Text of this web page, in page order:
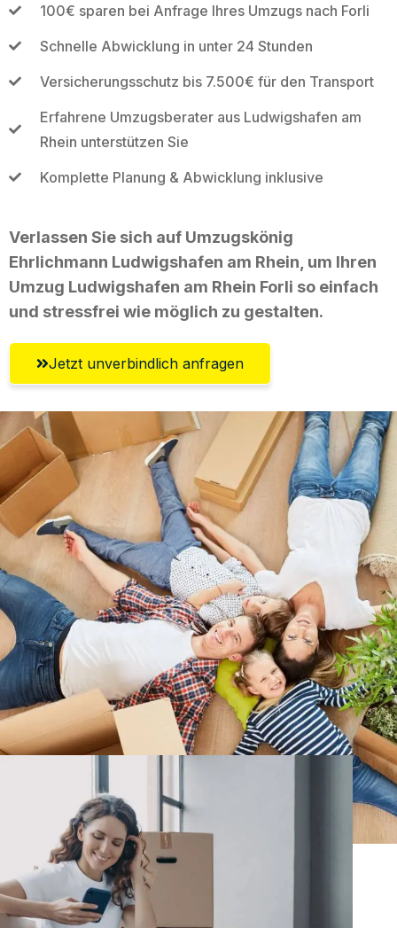
100€ sparen bei Anfrage Ihres Umzugs nach Forli
Schnelle Abwicklung in unter 24 Stunden
Versicherungsschutz bis 7.500€ für den Transport
Erfahrene Umzugsberater aus Ludwigshafen am
Rhein unterstützen Sie
Komplette Planung & Abwicklung inklusive
Verlassen Sie sich auf Umzugskönig
Ehrlichmann Ludwigshafen am Rhein, um Ihren
Umzug Ludwigshafen am Rhein Forli so einfach
und stressfrei wie möglich zu gestalten.
Jetzt unverbindlich anfragen